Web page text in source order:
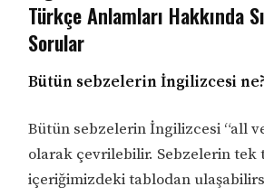
Türkçe Anlamları Hakkında
Sorular
Bütün sebzelerin İngilizcesi ne?
Bütün sebzelerin İngilizcesi “all
olarak çevrilebilir. Sebzelerin tek
içeriğimizdeki tablodan